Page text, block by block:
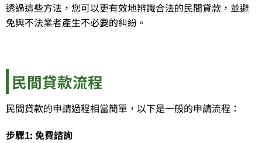
透過這些方法，您可以更有效地辨識合法的民間貸款，並避
免與不法業者產生不必要的糾紛。
民間貸款流程
民間貸款的申請過程相當簡單，以下是一般的申請流程：
步驟1: 免費諮詢